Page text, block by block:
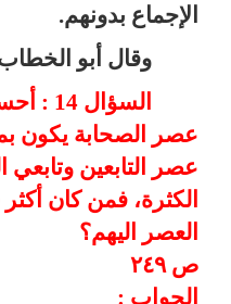
الإجماع بدونهم.
وقال أبو
عصر الصحابة يكون
عصر التابعين وتابعي
الكثرة، فمن كان
العصر اليهم؟
ص ٢٤٩
الجواب :